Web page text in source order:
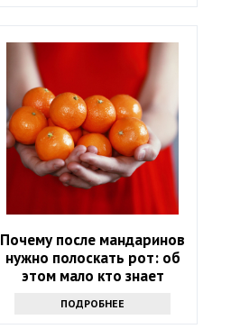
Почему после мандаринов
нужно полоскать рот: об
этом мало кто знает
ПОДРОБНЕЕ